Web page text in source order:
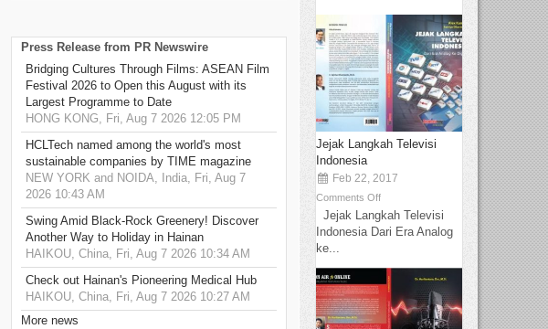
Press Release from PR Newswire
Bridging Cultures Through Films: ASEAN Film
Festival 2026 to Open this August with its
Largest Programme to Date
HONG KONG, Fri, Aug 7 2026 12:05 PM
HCLTech named among the world's most
sustainable companies by TIME magazine
NEW YORK and NOIDA, India, Fri, Aug 7
2026 10:43 AM
Swing Amid Black‑Rock Greenery! Discover
Another Way to Holiday in Hainan
HAIKOU, China, Fri, Aug 7 2026 10:34 AM
Check out Hainan's Pioneering Medical Hub
HAIKOU, China, Fri, Aug 7 2026 10:27 AM
More news
Jejak Langkah Televisi
Indonesia
Feb 22, 2017
Comments Off
Jejak Langkah Televisi
Indonesia Dari Era Analog
ke...